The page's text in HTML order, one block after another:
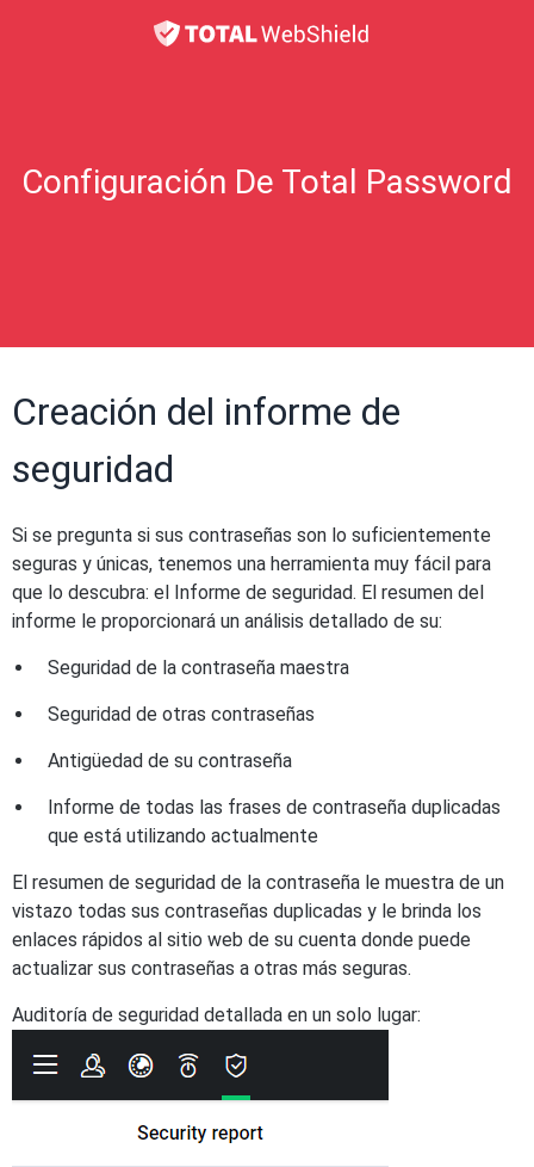
Configuración De Total Password
Creación del informe de
seguridad
Si se pregunta si sus contraseñas son lo suficientemente
seguras y únicas, tenemos una herramienta muy fácil para
que lo descubra: el Informe de seguridad. El resumen del
informe le proporcionará un análisis detallado de su:
Seguridad de la contraseña maestra
Seguridad de otras contraseñas
Antigüedad de su contraseña
Informe de todas las frases de contraseña duplicadas
que está utilizando actualmente
El resumen de seguridad de la contraseña le muestra de un
vistazo todas sus contraseñas duplicadas y le brinda los
enlaces rápidos al sitio web de su cuenta donde puede
actualizar sus contraseñas a otras más seguras.
Auditoría de seguridad detallada en un solo lugar: